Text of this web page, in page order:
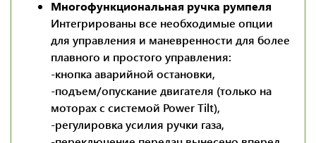
Многофункциональная ручка румпеля
Интегрированы все необходимые опции
для управления и маневренности для более
плавного и простого управления:
-кнопка аварийной остановки,
-подъем/опускание двигателя (только на
моторах с системой Power Tilt),
-регулировка усилия ручки газа,